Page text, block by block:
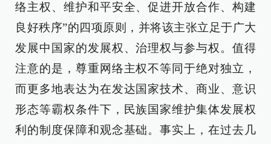
络主权、维护和平安全、促进开放合作、构建
良好秩序”的四项原则，并将该主张立足于广大
发展中国家的发展权、治理权与参与权。值得
注意的是，尊重网络主权不等同于绝对独立，
而更多地表达为在发达国家技术、商业、意识
形态等霸权条件下，民族国家维护集体发展权
利的制度保障和观念基础。事实上，在过去几